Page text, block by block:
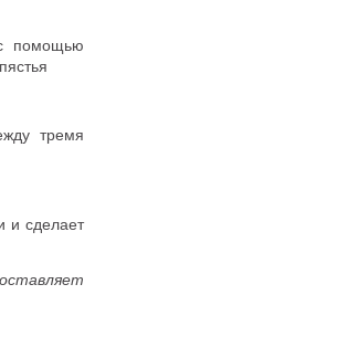
помощью
тремя
и сделает